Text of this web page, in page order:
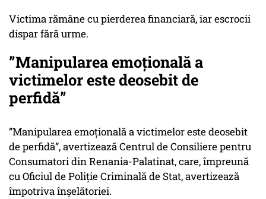
Victima rămâne cu pierderea financiară, iar escrocii
dispar fără urme.
”Manipularea emoțională a
victimelor este deosebit de
perfidă”
”Manipularea emoțională a victimelor este deosebit
de perfidă”, avertizează Centrul de Consiliere pentru
Consumatori din Renania-Palatinat, care, împreună
cu Oficiul de Poliție Criminală de Stat, avertizează
împotriva înșelătoriei.